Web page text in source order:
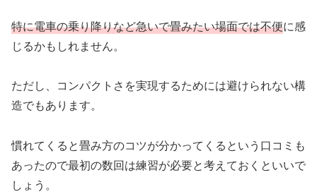
特に電車の乗り降りなど急いで畳みたい場面では不便に感
じるかもしれません。
ただし、コンパクトさを実現するためには避けられない構
造でもあります。
慣れてくると畳み方のコツが分かってくるという口コミも
あったので最初の数回は練習が必要と考えておくといいで
しょう。